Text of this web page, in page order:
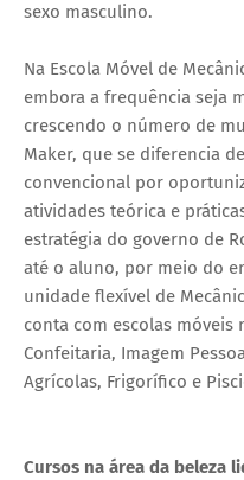
sexo masculino.
Na Escola Móvel de
embora a frequência seja
crescendo o número de
Maker, que se diferencia
convencional por
atividades teórica e
estratégia do governo de
até o aluno, por meio do
unidade flexível de
conta com escolas móveis
Confeitaria, Imagem
Agrícolas, Frigorífico e
Cursos na área da beleza